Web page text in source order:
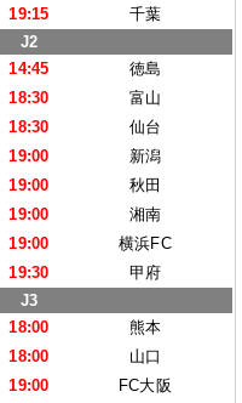
19:15
千葉
J2
14:45
徳島
18:30
富山
18:30
仙台
19:00
新潟
19:00
秋田
19:00
湘南
19:00
横浜FC
19:30
甲府
J3
18:00
熊本
18:00
山口
19:00
FC大阪